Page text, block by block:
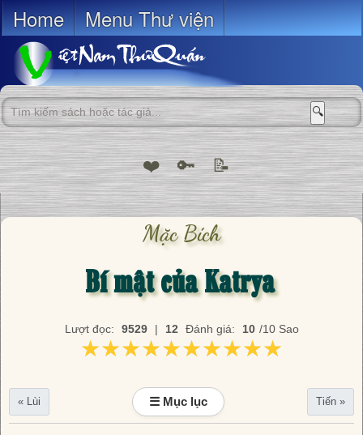
Home Menu Thư viện
🔍
❤️ 🔑 📝
Mặc Bích
Bí mật của Katrya
Lượt đọc: 9529 | 12 Đánh giá: 10 /10 Sao
★★★★★★★★★★
★★★★★★★★★★
« Lùi ☰ Mục lục Tiến »